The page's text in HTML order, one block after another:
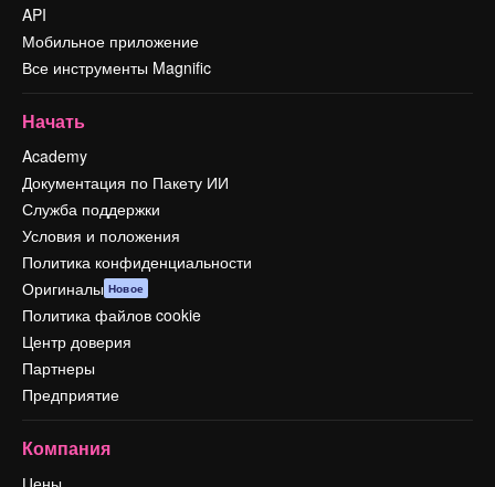
API
Мобильное приложение
Все инструменты Magnific
Начать
Academy
Документация по Пакету ИИ
Служба поддержки
Условия и положения
Политика конфиденциальности
Оригиналы Новое
Политика файлов cookie
Центр доверия
Партнеры
Предприятие
Компания
Цены